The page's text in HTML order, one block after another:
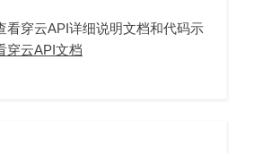
看穿云API详细说明文档和代码示
穿云API文档